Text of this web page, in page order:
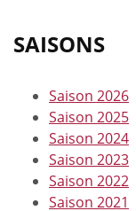
SAISONS
Saison 2026
Saison 2025
Saison 2024
Saison 2023
Saison 2022
Saison 2021